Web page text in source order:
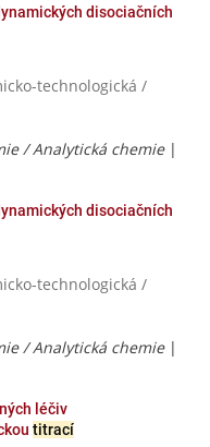
disociačních
technologická /
/ Analytická chemie|
disociačních
technologická /
/ Analytická chemie|
léčiv
titrací